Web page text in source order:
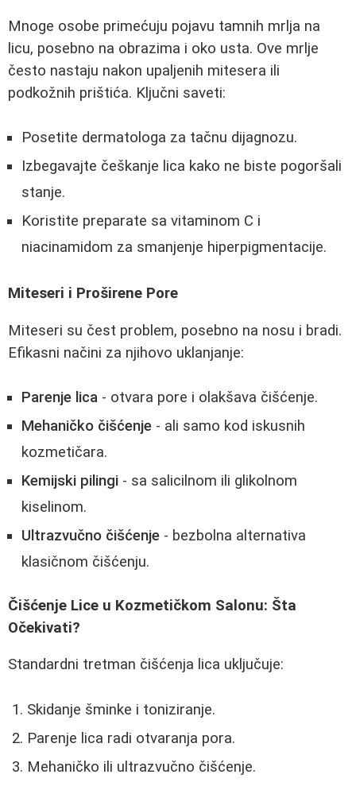
Mnoge osobe primećuju pojavu tamnih mrlja na
licu, posebno na obrazima i oko usta. Ove mrlje
često nastaju nakon upaljenih mitesera ili
podkožnih prištića. Ključni saveti:
Posetite dermatologa za tačnu dijagnozu.
Izbegavajte češkanje lica kako ne biste pogoršali
stanje.
Koristite preparate sa vitaminom C i
niacinamidom za smanjenje hiperpigmentacije.
Miteseri i Proširene Pore
Miteseri su čest problem, posebno na nosu i bradi.
Efikasni načini za njihovo uklanjanje:
Parenje lica - otvara pore i olakšava čišćenje.
Mehaničko čišćenje - ali samo kod iskusnih
kozmetičara.
Kemijski pilingi - sa salicilnom ili glikolnom
kiselinom.
Ultrazvučno čišćenje - bezbolna alternativa
klasičnom čišćenju.
Čišćenje Lice u Kozmetičkom Salonu: Šta
Očekivati?
Standardni tretman čišćenja lica uključuje:
Skidanje šminke i toniziranje.
Parenje lica radi otvaranja pora.
Mehaničko ili ultrazvučno čišćenje.